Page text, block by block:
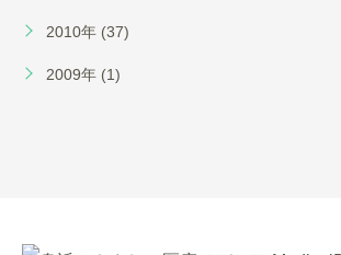
2010年 (37)
2009年 (1)